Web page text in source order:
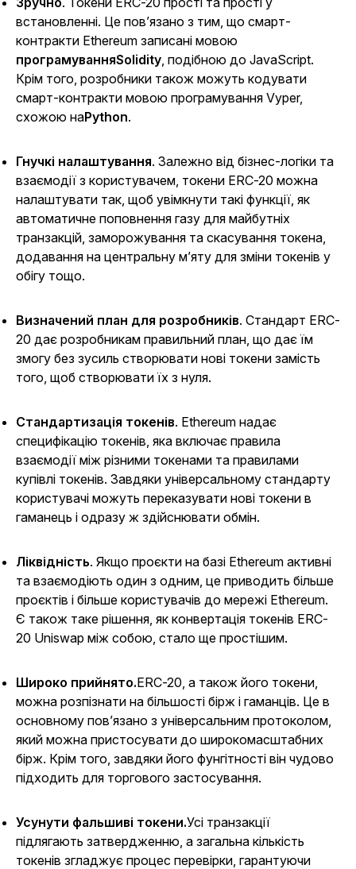
встановленні. Це пов’язано з тим, що смарт-
контракти Ethereum записані мовою
програмуванняSolidity , подібною до JavaScript.
Крім того, розробники також можуть кодувати
смарт-контракти мовою програмування Vyper,
схожою наPython.
Гнучкі налаштування. Залежно від бізнес-логіки та
взаємодії з користувачем, токени ERC-20 можна
налаштувати так, щоб увімкнути такі функції, як
автоматичне поповнення газу для майбутніх
транзакцій, заморожування та скасування токена,
додавання на центральну м’яту для зміни токенів у
обігу тощо.
Визначений план для розробників. Стандарт ERC-
20 дає розробникам правильний план, що дає їм
змогу без зусиль створювати нові токени замість
того, щоб створювати їх з нуля.
Стандартизація токенів. Ethereum надає
специфікацію токенів, яка включає правила
взаємодії між різними токенами та правилами
купівлі токенів. Завдяки універсальному стандарту
користувачі можуть переказувати нові токени в
гаманець і одразу ж здійснювати обмін.
Ліквідність. Якщо проєкти на базі Ethereum активні
та взаємодіють один з одним, це приводить більше
проєктів і більше користувачів до мережі Ethereum.
Є також таке рішення, як конвертація токенів ERC-
20 Uniswap між собою, стало ще простішим.
Широко прийнято.ERC-20, а також його токени,
можна розпізнати на більшості бірж і гаманців. Це в
основному пов’язано з універсальним протоколом,
який можна пристосувати до широкомасштабних
бірж. Крім того, завдяки його фунгітності він чудово
підходить для торгового застосування.
Усунути фальшиві токени.Усі транзакції
підлягають затвердженню, а загальна кількість
токенів згладжує процес перевірки, гарантуючи